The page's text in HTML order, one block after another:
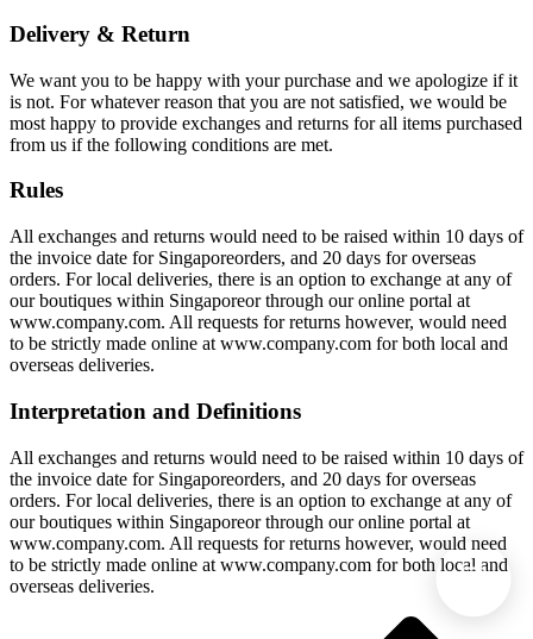
Delivery & Return
We want you to be happy with your purchase and we apologize if it
is not. For whatever reason that you are not satisfied, we would be
most happy to provide exchanges and returns for all items purchased
from us if the following conditions are met.
Rules
All exchanges and returns would need to be raised within 10 days of
the invoice date for Singaporeorders, and 20 days for overseas
orders. For local deliveries, there is an option to exchange at any of
our boutiques within Singaporeor through our online portal at
www.company.com. All requests for returns however, would need
to be strictly made online at www.company.com for both local and
overseas deliveries.
Interpretation and Definitions
All exchanges and returns would need to be raised within 10 days of
the invoice date for Singaporeorders, and 20 days for overseas
orders. For local deliveries, there is an option to exchange at any of
our boutiques within Singaporeor through our online portal at
www.company.com. All requests for returns however, would need
to be strictly made online at www.company.com for both local and
overseas deliveries.